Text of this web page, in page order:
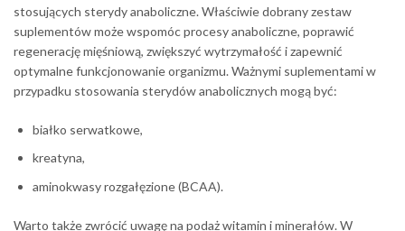
stosujących sterydy anaboliczne. Właściwie dobrany zestaw
suplementów może wspomóc procesy anaboliczne, poprawić
regenerację mięśniową, zwiększyć wytrzymałość i zapewnić
optymalne funkcjonowanie organizmu. Ważnymi suplementami w
przypadku stosowania sterydów anabolicznych mogą być:
białko serwatkowe,
kreatyna,
aminokwasy rozgałęzione (BCAA).
Warto także zwrócić uwagę na podaż witamin i minerałów. W